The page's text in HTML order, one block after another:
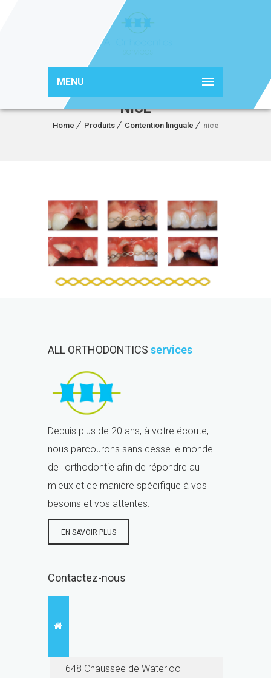
MENU
NICE
Home Produits Contention linguale nice
ALL ORTHODONTICS services
Depuis plus de 20 ans, à votre écoute,
nous parcourons sans cesse le monde
de l'orthodontie afin de répondre au
mieux et de manière spécifique à vos
besoins et vos attentes.
EN SAVOIR PLUS
Contactez-nous
648 Chaussee de Waterloo